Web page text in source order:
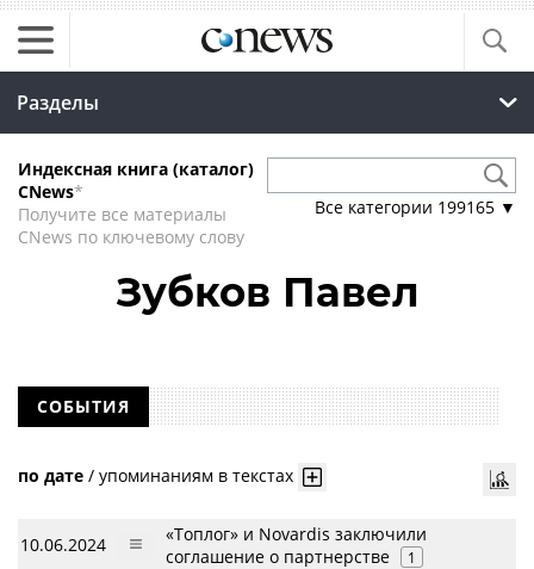
Разделы
Индексная книга (каталог)
CNews*
Получите все материалы
CNews по ключевому слову
Все категории 199165 ▼
Зубков Павел
СОБЫТИЯ
по дате / упоминаниям в текстах
10.06.2024
«Топлог» и Novardis заключили
соглашение о партнерстве
1